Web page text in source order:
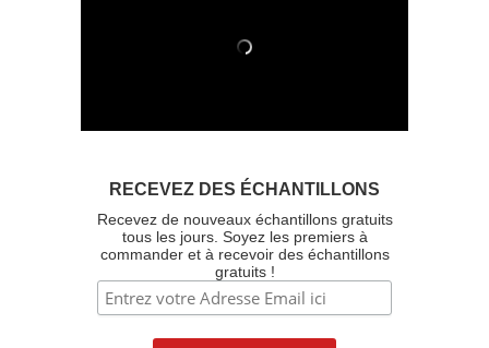
RECEVEZ DES ÉCHANTILLONS
Recevez de nouveaux échantillons gratuits
tous les jours. Soyez les premiers à
commander et à recevoir des échantillons
gratuits !